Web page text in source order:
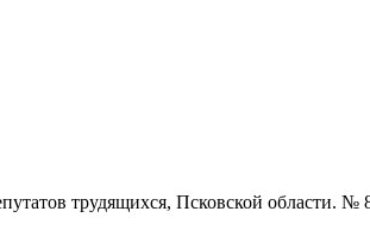
трудящихся, Псковской области. №